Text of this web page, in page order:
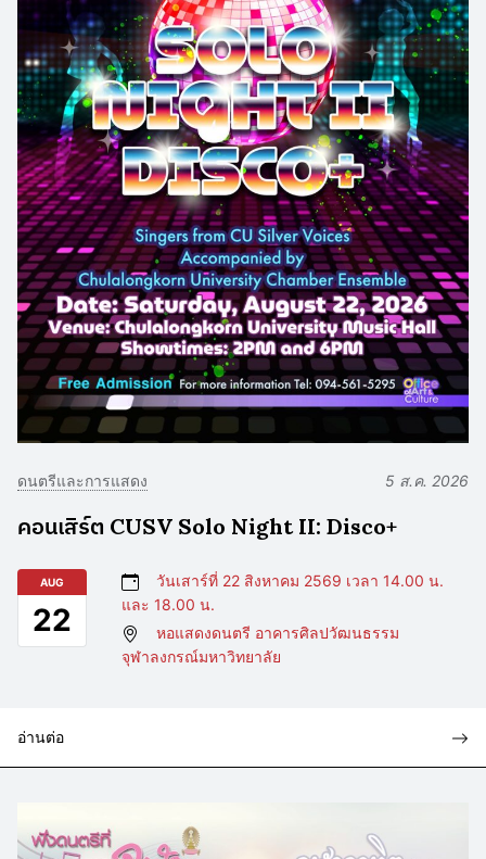
ดนตรีและการแสดง 5 ส.ค. 2026
คอนเสิร์ต CUSV Solo Night II: Disco+
AUG
22
วันเสาร์ที่ 22 สิงหาคม 2569 เวลา 14.00 น.
และ 18.00 น.
หอแสดงดนตรี อาคารศิลปวัฒนธรรม
จุฬาลงกรณ์มหาวิทยาลัย
อ่านต่อ